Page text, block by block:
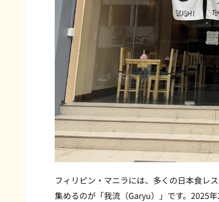
フィリピン・マニラには、多くの日本食レ
集めるのが「我流（Garyu）」です。2025